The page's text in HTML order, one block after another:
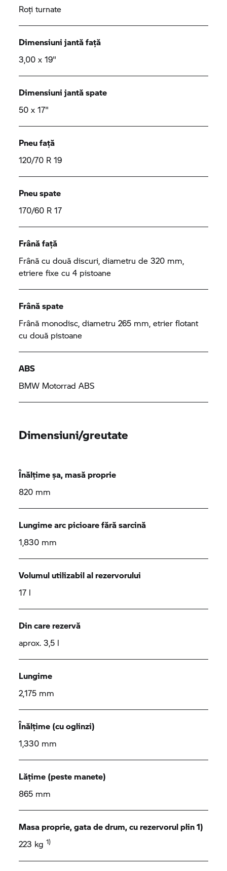
Roți turnate
Dimensiuni jantă față
3,00 x 19"
Dimensiuni jantă spate
50 x 17"
Pneu față
120/70 R 19
Pneu spate
170/60 R 17
Frână față
Frână cu două discuri, diametru de 320 mm,
etriere fixe cu 4 pistoane
Frână spate
Frână monodisc, diametru 265 mm, etrier flotant
cu două pistoane
ABS
BMW Motorrad ABS
Dimensiuni/greutate
Înălțime șa, masă proprie
820 mm
Lungime arc picioare fără sarcină
1,830 mm
Volumul utilizabil al rezervorului
17 l
Din care rezervă
aprox. 3,5 l
Lungime
2,175 mm
Înălțime (cu oglinzi)
1,330 mm
Lățime (peste manete)
865 mm
Masa proprie, gata de drum, cu rezervorul plin 1)
223 kg 1)